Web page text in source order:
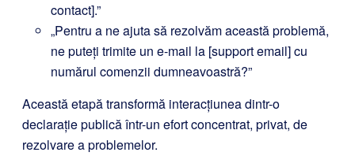
contact].”
„Pentru a ne ajuta să rezolvăm această problemă,
ne puteți trimite un e-mail la [support email] cu
numărul comenzii dumneavoastră?”
Această etapă transformă interacțiunea dintr-o
declarație publică într-un efort concentrat, privat, de
rezolvare a problemelor.